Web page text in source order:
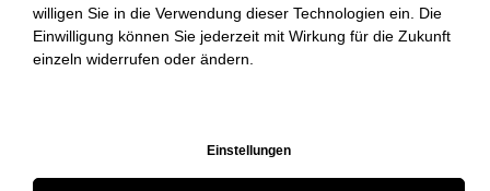
willigen Sie in die Verwendung dieser Technologien ein. Die
Einwilligung können Sie jederzeit mit Wirkung für die Zukunft
einzeln widerrufen oder ändern.
Einstellungen